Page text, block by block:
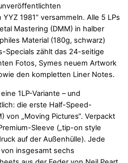
1981“ versammeln. Alle 5 LPs
Mastering (DMM) in halber
Material (180g, schwarz)
Specials zählt das 24-seitige
Fotos, Symes neuem Artwork
den kompletten Liner Notes.
1LP-Variante – und
die erste Half-Speed-
von „Moving Pictures“. Verpackt
Sleeve („tip-on style
auf der Außenhülle). Jede
insgesamt sechs